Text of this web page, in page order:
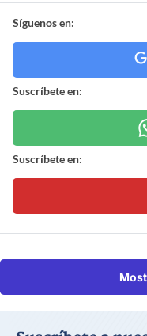
Síguenos en:
Suscríbete en:
Suscríbete en: